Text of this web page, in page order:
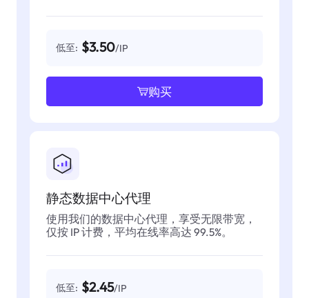
低至: $3.50/IP
购买
静态数据中心代理
使用我们的数据中心代理，享受无限带宽，
仅按 IP 计费，平均在线率高达 99.5%。
低至: $2.45/IP